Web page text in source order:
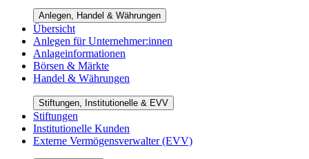
Anlegen, Handel & Währungen
Übersicht
Anlegen für Unternehmer:innen
Anlageinformationen
Börsen & Märkte
Handel & Währungen
Stiftungen, Institutionelle & EVV
Stiftungen
Institutionelle Kunden
Externe Vermögensverwalter (EVV)